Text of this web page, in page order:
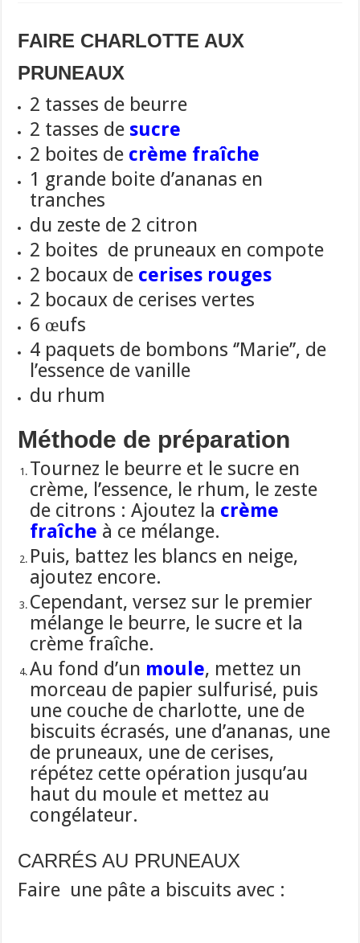
FAIRE CHARLOTTE AUX
PRUNEAUX
2 tasses de beurre
2 tasses de sucre
2 boites de crème fraîche
1 grande boite d’ananas en
tranches
du zeste de 2 citron
2 boites de pruneaux en compote
2 bocaux de cerises rouges
2 bocaux de cerises vertes
6 œufs
4 paquets de bombons ‘’Marie’’, de
l’essence de vanille
du rhum
Méthode de préparation
Tournez le beurre et le sucre en
crème, l’essence, le rhum, le zeste
de citrons : Ajoutez la crème
fraîche à ce mélange.
Puis, battez les blancs en neige,
ajoutez encore.
Cependant, versez sur le premier
mélange le beurre, le sucre et la
crème fraîche.
Au fond d’un moule, mettez un
morceau de papier sulfurisé, puis
une couche de charlotte, une de
biscuits écrasés, une d’ananas, une
de pruneaux, une de cerises,
répétez cette opération jusqu’au
haut du moule et mettez au
congélateur.
CARRÉS AU PRUNEAUX
Faire une pâte a biscuits avec :